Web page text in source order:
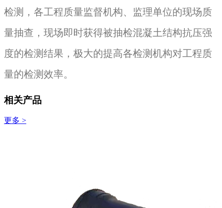
检测，各工程质量监督机构、监理单位的现场质
量抽查，现场即时获得被抽检混凝土结构抗压强
度的检测结果，极大的提高各检测机构对工程质
量的检测效率。
相关产品
更多 >